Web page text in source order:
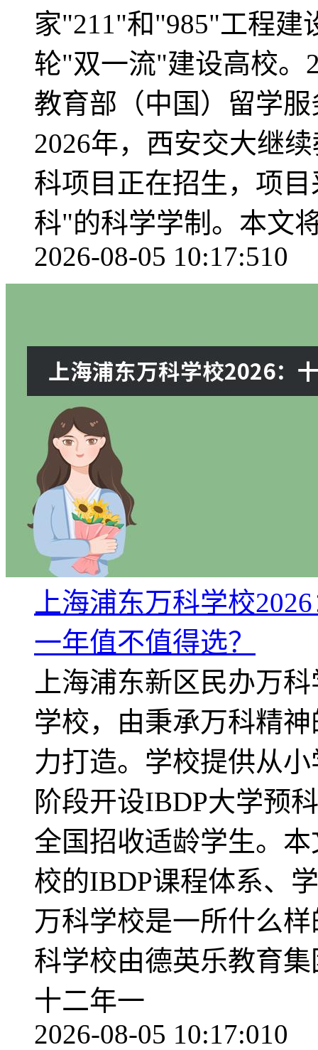
家"211"和"985"工程建
轮"双一流"建设高校。
教育部（中国）留学
2026年，西安交大继
科项目正在招生，项
科"的科学学制。本文
2026-08-05 10:17:510
上海浦东万科学校
一年值不值得选？
上海浦东新区民办万
学校，由秉承万科精
力打造。学校提供从
阶段开设IBDP大学预
全国招收适龄学生。
校的IBDP课程体系、
万科学校是一所什么
科学校由德英乐教育
十二年一
2026-08-05 10:17:010